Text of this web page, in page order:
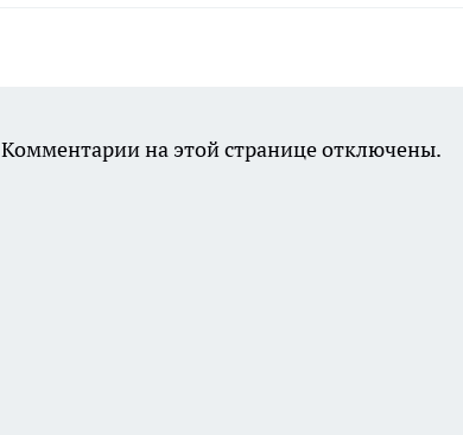
Комментарии на этой странице отключены.